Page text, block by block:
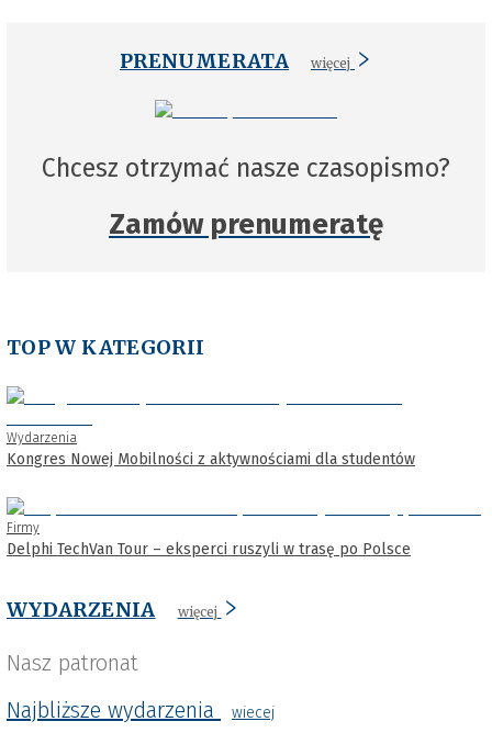
PRENUMERATA więcej
Chcesz otrzymać nasze czasopismo?
Zamów prenumeratę
TOP W KATEGORII
Wydarzenia
Kongres Nowej Mobilności z aktywnościami dla studentów
Firmy
Delphi TechVan Tour – eksperci ruszyli w trasę po Polsce
WYDARZENIA więcej
Nasz patronat
Najbliższe wydarzenia
wiecej